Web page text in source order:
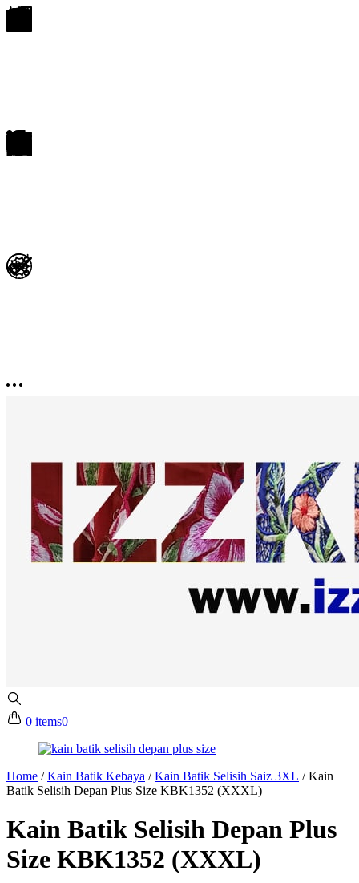
0 items0
Home /Kain Batik Kebaya /Kain Batik Selisih Saiz 3XL /Kain
Batik Selisih Depan Plus Size KBK1352 (XXXL)
Kain Batik Selisih Depan Plus
Size KBK1352 (XXXL)